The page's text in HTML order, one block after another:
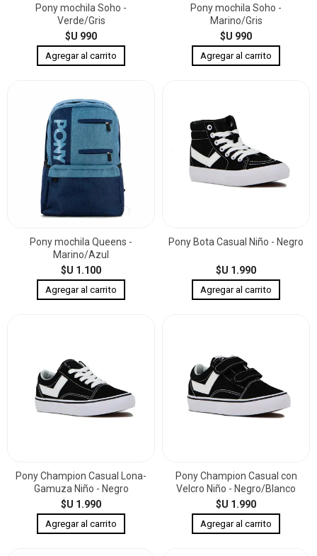
Pony mochila Soho -
Verde/Gris
$U 990
Pony mochila Soho -
Marino/Gris
$U 990
Pony mochila Queens -
Marino/Azul
$U 1.100
Pony Bota Casual Niño - Negro
$U 1.990
Pony Champion Casual Lona-
Gamuza Niño - Negro
$U 1.990
Pony Champion Casual con
Velcro Niño - Negro/Blanco
$U 1.990